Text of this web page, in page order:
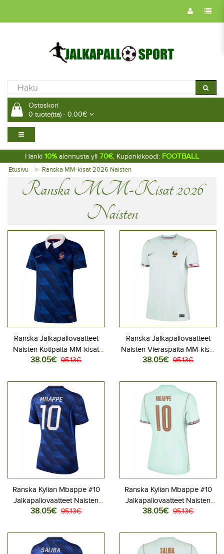
Ostoskori
0 tuote(tta) - 0.00€
Hanki 10% alennusta yli 70€, Kuponkikoodi: FOOTBALL
Etusivu Ranska MM-kisat 2026 Naisten
Ranska MM-Kisat 2026
Naisten
Ranska Jalkapallovaatteet
Naisten Kotipaita MM-kisat
2026 Lyhythihainen
38.05€ 95.13€
Ranska Jalkapallovaatteet
Naisten Vieraspaita MM-kisat
2026 Lyhythihainen
38.05€ 95.13€
Ranska Kylian Mbappe #10
Jalkapallovaatteet Naisten
Kotipaita MM-kisat 2026
38.05€ 95.13€
Ranska Kylian Mbappe #10
Jalkapallovaatteet Naisten
Vieraspaita MM-kisat 2026
38.05€ 95.13€